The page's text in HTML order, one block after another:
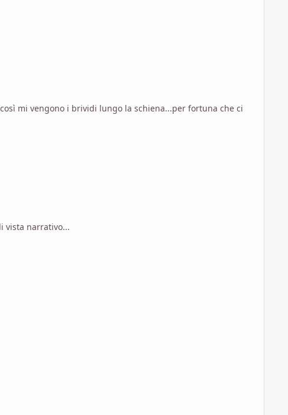
vista narrativo...